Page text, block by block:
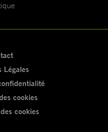
Légales
cookies
cookies